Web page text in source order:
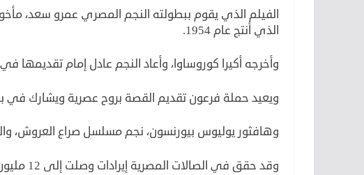
الفيلم الذي يقوم ببطولته النجم المصري عمرو سعد،
الذي أنتج عام 1954.
وأخرجه أكيرا كوروساوا، وأعاد النجم عادل إمام
ويعيد حملة فرعون تقديم القصة بروح عصرية ويشارك في
وهافثور يوليوس بيورنسون، نجم مسلسل صراع العروش،
وقد حقق في الصالات المصرية إيرادات وصلت إلى 12 مليون جنيه مصري .